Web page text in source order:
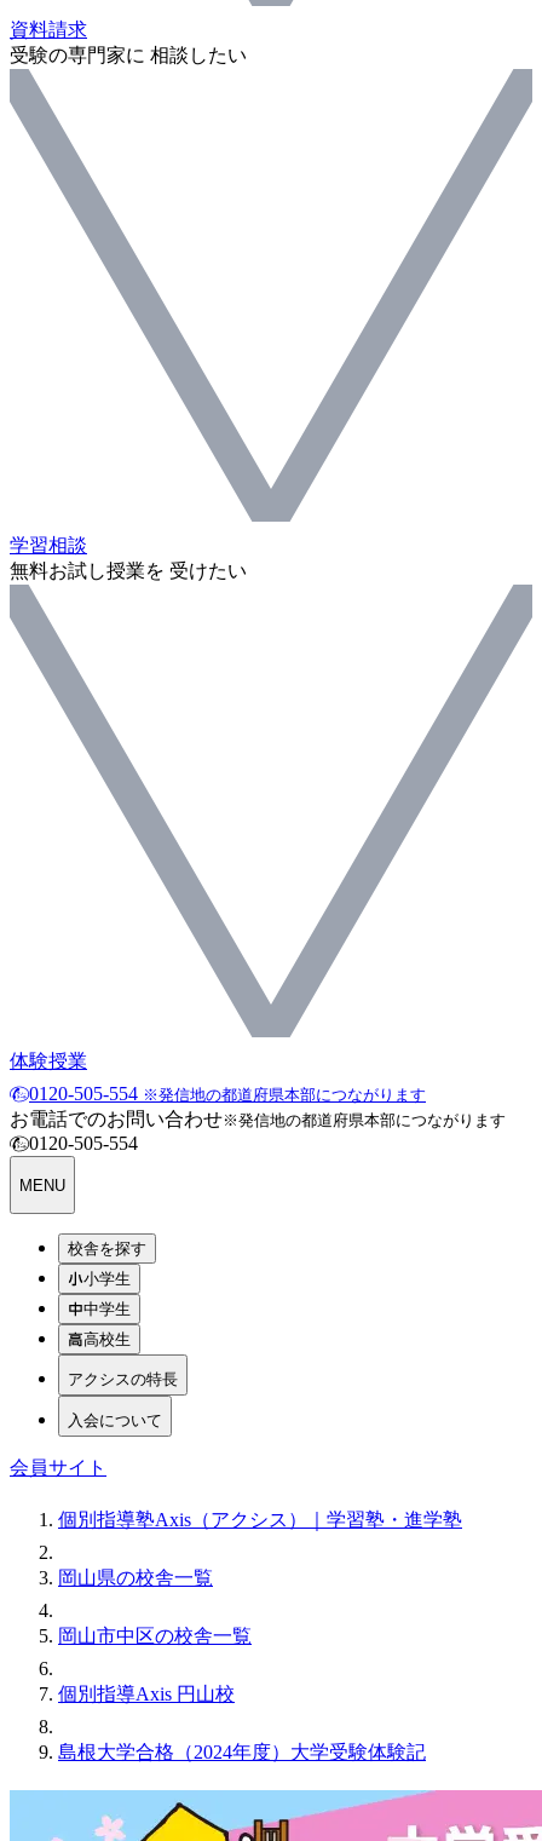
資料請求
受験の専門家に 相談したい
学習相談
無料お試し授業を 受けたい
体験授業
0120-505-554 ※発信地の都道府県本部につながります
お電話でのお問い合わせ※発信地の都道府県本部につながります
0120-505-554
MENU
校舎を探す
小学生
中学生
高校生
アクシスの特長
入会について
会員サイト
個別指導塾Axis（アクシス）｜学習塾・進学塾
岡山県の校舎一覧
岡山市中区の校舎一覧
個別指導Axis 円山校
島根大学合格（2024年度）大学受験体験記